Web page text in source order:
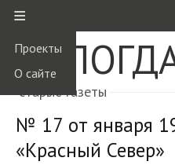
≡
Проекты
О сайте
старые газеты
№ 17 от января
«Красный Север»